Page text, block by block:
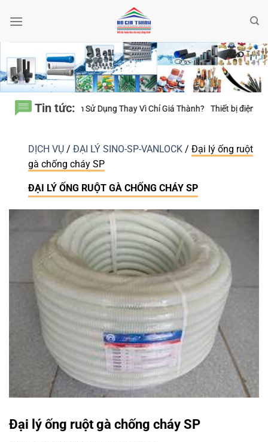
qua
Tin tức:
Năm Sử Dụng Thay Vì Chỉ Giá Thành? Thiết bị điện Nanoco – Vì sao
DỊCH VỤ / ĐẠI LÝ SINO-SP-VANLOCK / Đại lý ống ruột
gà chống cháy SP
ĐẠI LÝ ỐNG RUỘT GÀ CHỐNG CHÁY SP
Đại lý ống ruột gà chống cháy SP